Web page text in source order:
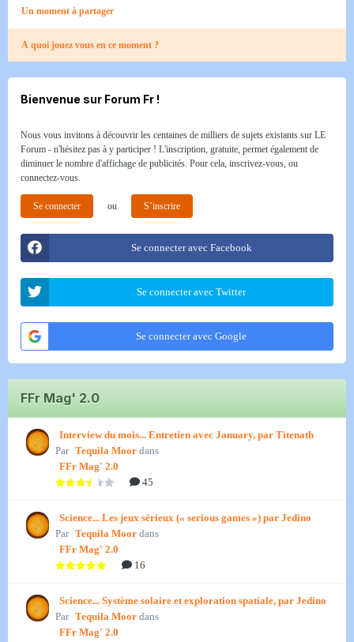
Un moment à partager
A quoi jouez vous en ce moment ?
Bienvenue sur Forum Fr !
Nous vous invitons à découvrir les centaines de milliers de sujets existants sur LE
Forum - n'hésitez pas à y participer ! L'inscription, gratuite, permet également de
diminuer le nombre d'affichage de publicités. Pour cela, inscrivez-vous, ou
connectez-vous.
Se connecter ou S’inscrire
Se connecter avec Facebook
Se connecter avec Twitter
Se connecter avec Google
FFr Mag' 2.0
Interview du mois... Entretien avec January, par Titenath
Par Tequila Moor dans
FFr Mag' 2.0
45
Science... Les jeux sérieux (« serious games ») par Jedino
Par Tequila Moor dans
FFr Mag' 2.0
16
Science... Système solaire et exploration spatiale, par Jedino
Par Tequila Moor dans
FFr Mag' 2.0